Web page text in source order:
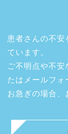
患者さんの不安
ています。
ご不明点や不安
たはメールフォ
お急ぎの場合、